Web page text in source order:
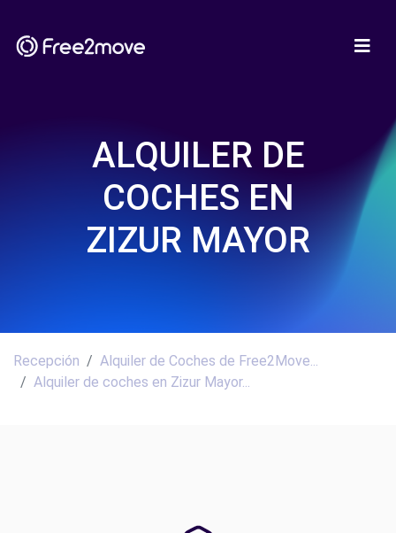
ALQUILER DE
COCHES EN
ZIZUR MAYOR
Recepción
Alquiler de Coches de Free2Move...
Alquiler de coches en Zizur Mayor...